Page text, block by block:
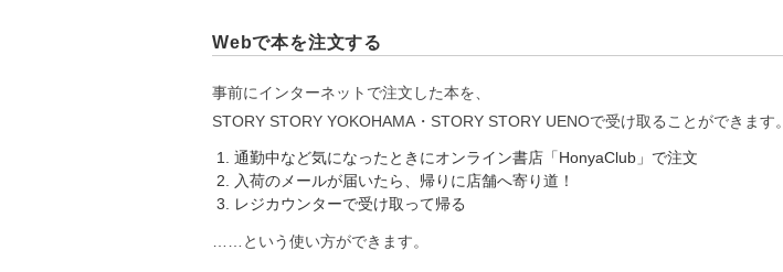
Webで本を注文する
事前にインターネットで注文した本を、
STORY STORY YOKOHAMA・STORY STORY UENOで受け取ることができます。
通勤中など気になったときにオンライン書店「HonyaClub」で注文
入荷のメールが届いたら、帰りに店舗へ寄り道！
レジカウンターで受け取って帰る
……という使い方ができます。